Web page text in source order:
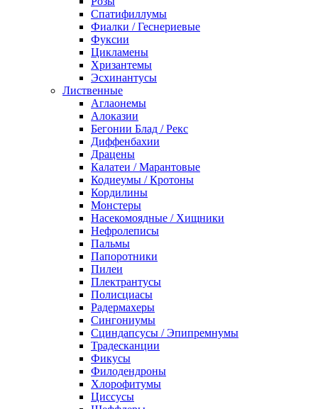
Спатифиллумы
Фиалки / Геснериевые
Фуксии
Цикламены
Хризантемы
Эсхинантусы
Лиственные
Аглаонемы
Алоказии
Бегонии Блад / Рекс
Диффенбахии
Драцены
Калатеи / Марантовые
Кодиеумы / Кротоны
Кордилины
Монстеры
Насекомоядные / Хищники
Нефролеписы
Пальмы
Папоротники
Пилеи
Плектрантусы
Полисциасы
Радермахеры
Сингониумы
Сциндапсусы / Эпипремнумы
Традесканции
Фикусы
Филодендроны
Хлорофитумы
Циссусы